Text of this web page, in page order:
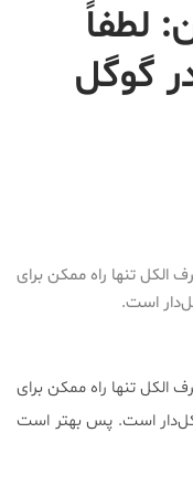
لطفاً
گوگل
تنها راه ممکن برای
است.
تنها راه ممکن برای
است. پس بهتر است